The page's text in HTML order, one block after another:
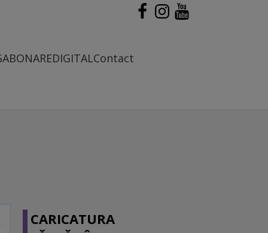
ABONAREDIGITALContact
CARICATURA